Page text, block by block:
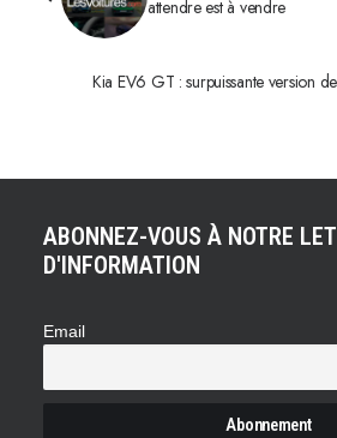
attendre est à vendre
Kia EV6 GT : surpuissante version
ABONNEZ-VOUS À NOTRE
D'INFORMATION
Email